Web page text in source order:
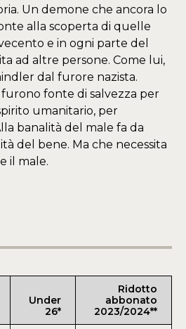
Un demone che ancora lo
alla scoperta di quelle
e in ogni parte del
ad altre persone. Come lui,
dal furore nazista.
fonte di salvezza per
umanitario, per
banalità del male fa da
del bene. Ma che necessita
il male.
Under
26*
Ridotto
abbonato
2023/2024**